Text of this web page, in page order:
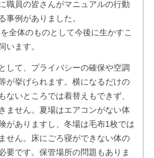
職員の皆さんがマニュアルの行動
事例がありました。
全体のものとして今後に生かすこ
います。
して、プライバシーの確保や空調
が挙げられます。横になるだけの
ないところでは着替えもできず、
ません。夏場はエアコンがない体
がありますし、冬場は毛布1枚では
せん。床にごろ寝ができない体の
要です。保管場所の問題もありま